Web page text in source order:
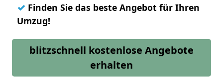
✓ Finden Sie das beste Angebot für Ihren
Umzug!
blitzschnell kostenlose Angebote
erhalten